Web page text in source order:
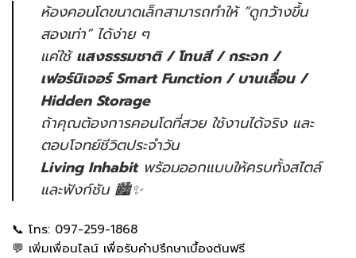
ห้องคอนโดขนาดเล็กสามารถทำให้ “ดูกว้างขึ้น
สองเท่า” ได้ง่าย ๆ
แค่ใช้แสงธรรมชาติ / โทนสี / กระจก /
เฟอร์นิเจอร์ Smart Function / บานเลื่อน /
Hidden Storage
ถ้าคุณต้องการคอนโดที่สวย ใช้งานได้จริง และ
ตอบโจทย์ชีวิตประจำวัน
Living Inhabitพร้อมออกแบบให้ครบทั้งสไตล์
และฟังก์ชัน 🏙️✨
📞 โทร: 097-259-1868
💬 เพิ่มเพื่อนไลน์ เพื่อรับคำปรึกษาเบื้องต้นฟรี